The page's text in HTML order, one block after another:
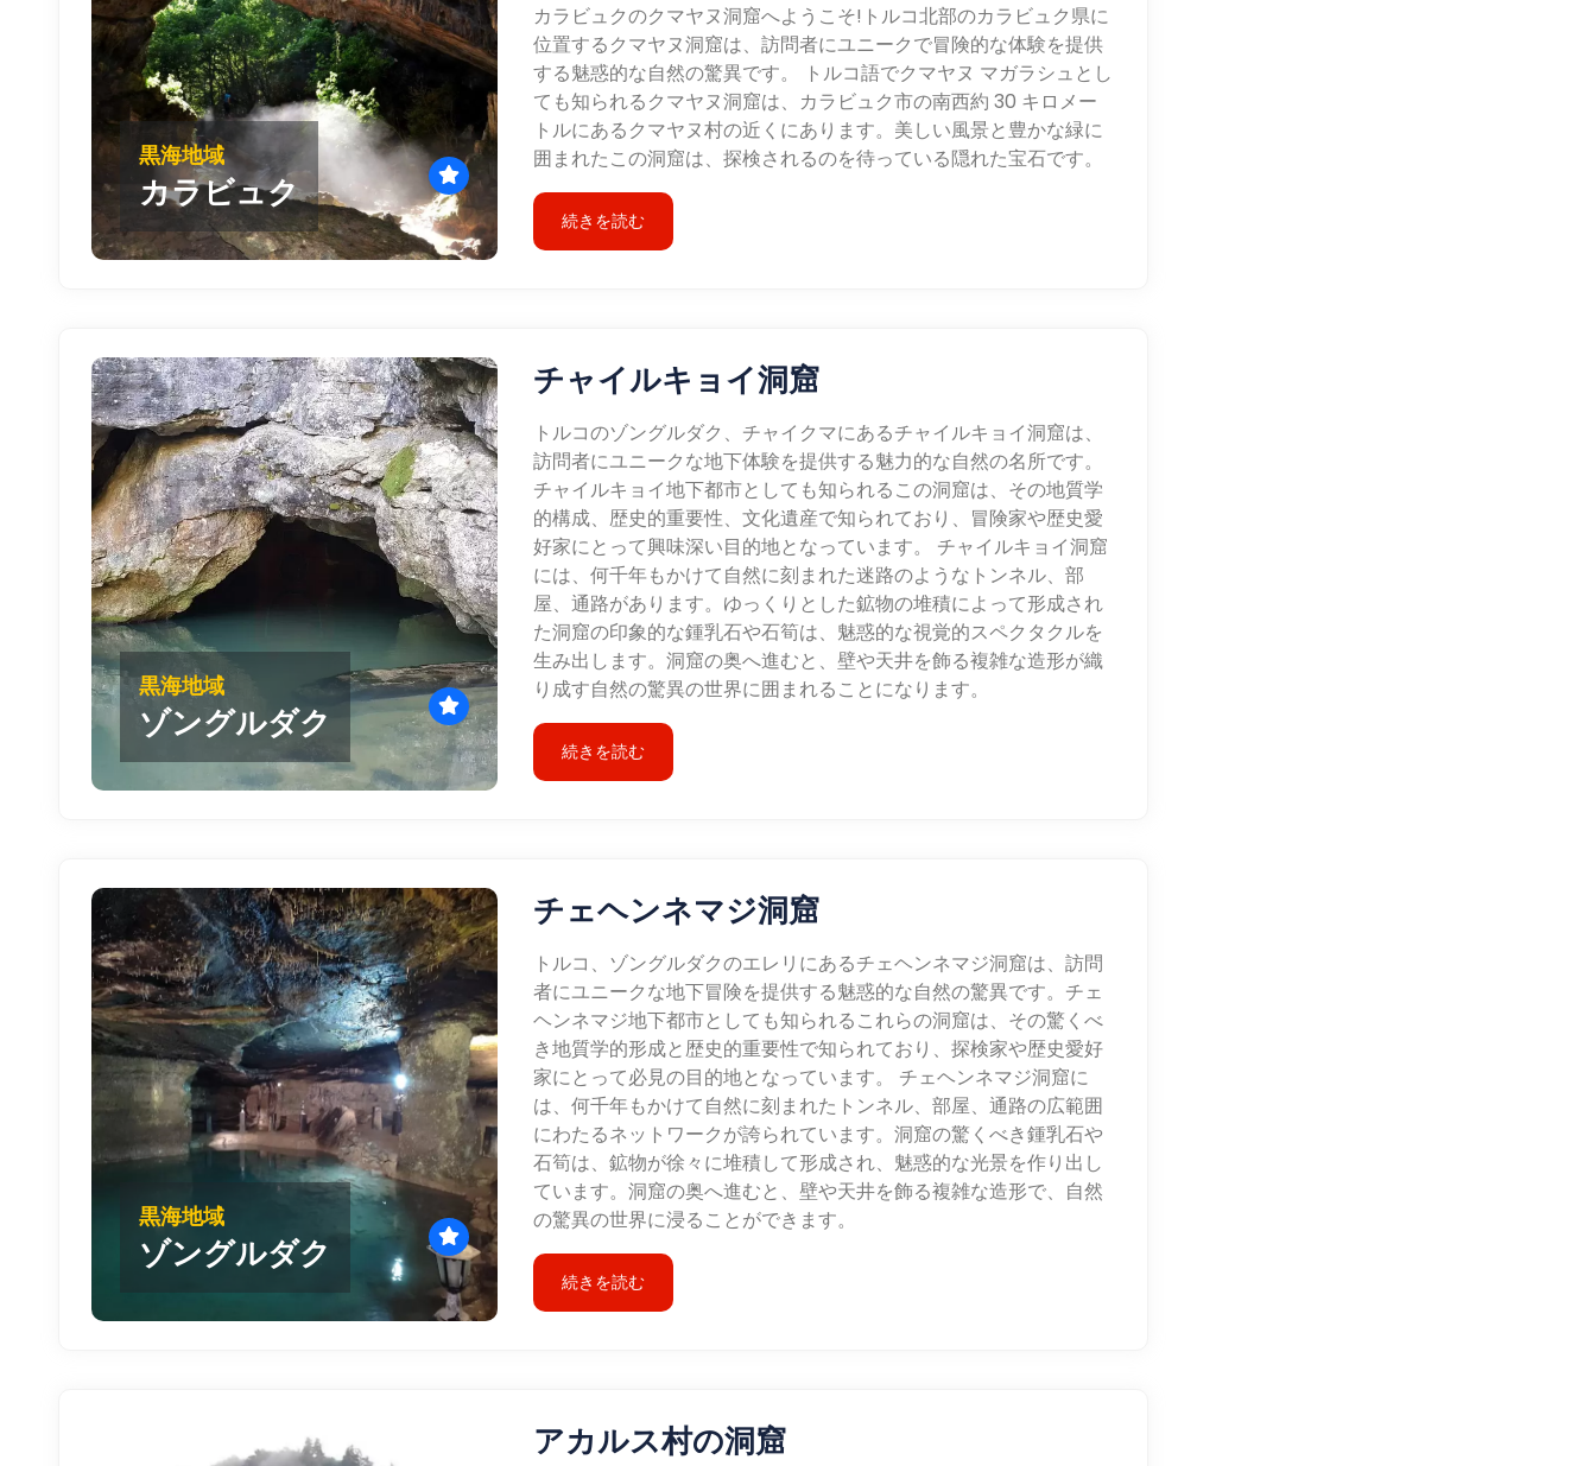
黒海地域
カラビュク
カラビュクのクマヤヌ洞窟へようこそ!トルコ北部のカラビュク県に
位置するクマヤヌ洞窟は、訪問者にユニークで冒険的な体験を提供
する魅惑的な自然の驚異です。 トルコ語でクマヤヌ マガラシュとし
ても知られるクマヤヌ洞窟は、カラビュク市の南西約 30 キロメー
トルにあるクマヤヌ村の近くにあります。美しい風景と豊かな緑に
囲まれたこの洞窟は、探検されるのを待っている隠れた宝石です。
続きを読む
黒海地域
ゾングルダク
チャイルキョイ洞窟
トルコのゾングルダク、チャイクマにあるチャイルキョイ洞窟は、
訪問者にユニークな地下体験を提供する魅力的な自然の名所です。
チャイルキョイ地下都市としても知られるこの洞窟は、その地質学
的構成、歴史的重要性、文化遺産で知られており、冒険家や歴史愛
好家にとって興味深い目的地となっています。 チャイルキョイ洞窟
には、何千年もかけて自然に刻まれた迷路のようなトンネル、部
屋、通路があります。ゆっくりとした鉱物の堆積によって形成され
た洞窟の印象的な鍾乳石や石筍は、魅惑的な視覚的スペクタクルを
生み出します。洞窟の奥へ進むと、壁や天井を飾る複雑な造形が織
り成す自然の驚異の世界に囲まれることになります。
続きを読む
黒海地域
ゾングルダク
チェヘンネマジ洞窟
トルコ、ゾングルダクのエレリにあるチェヘンネマジ洞窟は、訪問
者にユニークな地下冒険を提供する魅惑的な自然の驚異です。チェ
ヘンネマジ地下都市としても知られるこれらの洞窟は、その驚くべ
き地質学的形成と歴史的重要性で知られており、探検家や歴史愛好
家にとって必見の目的地となっています。 チェヘンネマジ洞窟に
は、何千年もかけて自然に刻まれたトンネル、部屋、通路の広範囲
にわたるネットワークが誇られています。洞窟の驚くべき鍾乳石や
石筍は、鉱物が徐々に堆積して形成され、魅惑的な光景を作り出し
ています。洞窟の奥へ進むと、壁や天井を飾る複雑な造形で、自然
の驚異の世界に浸ることができます。
続きを読む
アカルス村の洞窟